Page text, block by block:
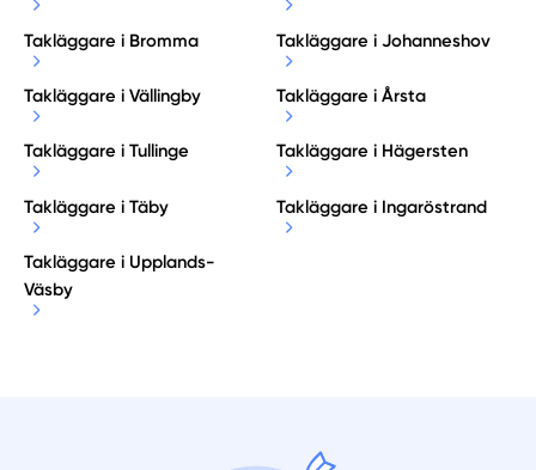
Takläggare i Bromma Takläggare i Johanneshov
Takläggare i Vällingby Takläggare i Årsta
Takläggare i Tullinge Takläggare i Hägersten
Takläggare i Täby Takläggare i Ingaröstrand
Takläggare i Upplands-
Väsby